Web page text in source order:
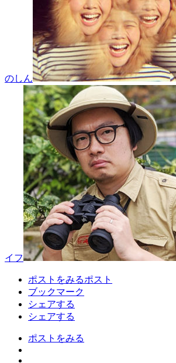
のしん
イフ
ポストをみるポスト
ブックマーク
シェアする
シェアする
ポストをみる